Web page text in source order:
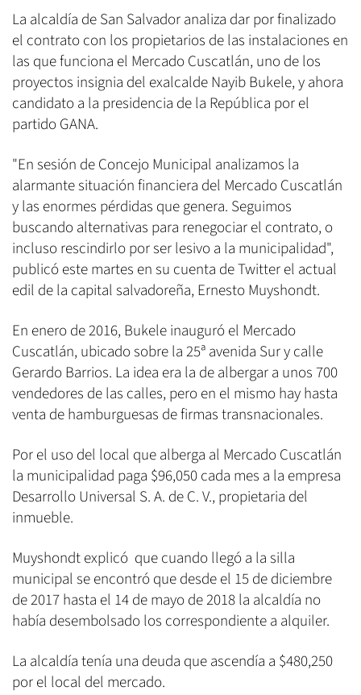
La alcaldía de San Salvador analiza dar por finalizado
el contrato con los propietarios de las instalaciones en
las que funciona el Mercado Cuscatlán, uno de los
proyectos insignia del exalcalde Nayib Bukele, y ahora
candidato a la presidencia de la República por el
partido GANA.
"En sesión de Concejo Municipal analizamos la
alarmante situación financiera del Mercado Cuscatlán
y las enormes pérdidas que genera. Seguimos
buscando alternativas para renegociar el contrato, o
incluso rescindirlo por ser lesivo a la municipalidad",
publicó este martes en su cuenta de Twitter el actual
edil de la capital salvadoreña, Ernesto Muyshondt.
En enero de 2016, Bukele inauguró el Mercado
Cuscatlán, ubicado sobre la 25ª avenida Sur y calle
Gerardo Barrios. La idea era la de albergar a unos 700
vendedores de las calles, pero en el mismo hay hasta
venta de hamburguesas de firmas transnacionales.
Por el uso del local que alberga al Mercado Cuscatlán
la municipalidad paga $96,050 cada mes a la empresa
Desarrollo Universal S. A. de C. V., propietaria del
inmueble.
Muyshondt explicó que cuando llegó a la silla
municipal se encontró que desde el 15 de diciembre
de 2017 hasta el 14 de mayo de 2018 la alcaldía no
había desembolsado los correspondiente a alquiler.
La alcaldía tenía una deuda que ascendía a $480,250
por el local del mercado.